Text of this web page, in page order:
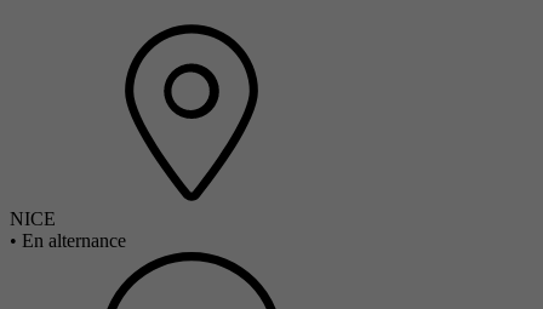
NICE
• En alternance